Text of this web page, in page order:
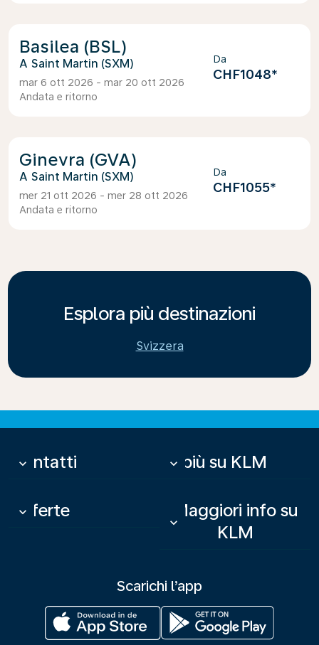
Basilea (BSL)
Saint Martin (SXM)
mar 6 ott 2026 - mar 20 ott 2026
Andata e ritorno
Da
CHF1048*
Ginevra (GVA)
Saint Martin (SXM)
mer 21 ott 2026 - mer 28 ott 2026
Andata e ritorno
Da
CHF1055*
Esplora più destinazioni
Svizzera
Contatti
keyboard_arrow_down Di più su KLM
keyboard_arrow_down
Offerte
keyboard_arrow_down
Maggiori info su
KLM
keyboard_arrow_down
Scarichi l’app